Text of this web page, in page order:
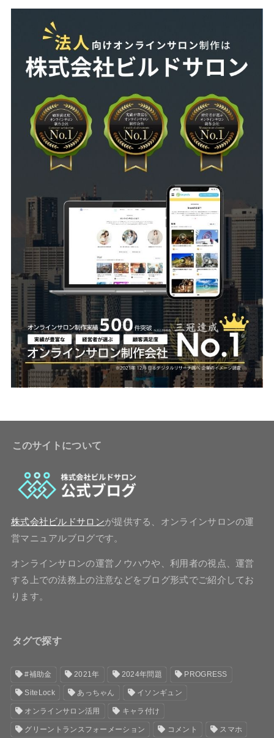
このサイトについて
株式会社ビルドサロンが提供する、オンラインサロンの運
営マニュアルブログです。
オンラインサロンの運営ノウハウや、利用者の視点、運営
する上での法務上の注意などをブログ形式でご紹介してお
ります。
タグで探す
#補助金 2021年 2024年問題 PROGRESS
SiteLock あっちゃん イソンギュン
オンラインサロン活用 キャラ付け
グリーントランスフォーメーション コメント スマホ